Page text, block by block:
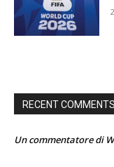
RECENT COMMENTS
Un commentatore di